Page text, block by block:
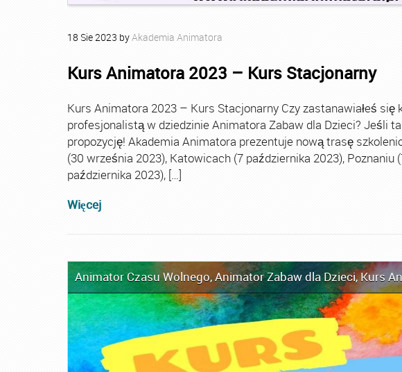
18 Sie2023 byAkademia Animatora
Kurs Animatora 2023 – Kurs Stacjonarny
Kurs Animatora 2023 – Kurs Stacjonarny Czy zastanawiałeś
profesjonalistą w dziedzinie Animatora Zabaw dla Dzieci? Jeśli
propozycję! Akademia Animatora prezentuje nową trasę
(30 września 2023), Katowicach (7 października 2023), Poznaniu
października 2023), […]
Więcej
Animator Czasu Wolnego,Animator Zabaw dla Dzieci,Kurs